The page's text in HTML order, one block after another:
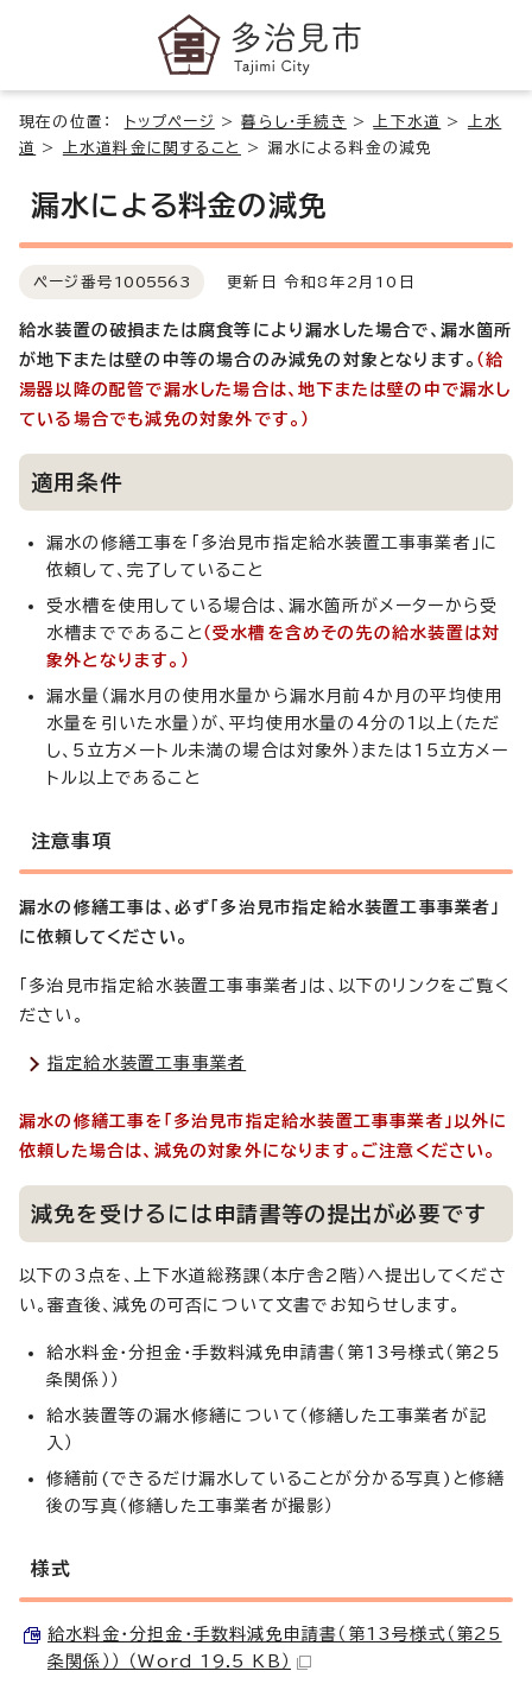
現在の位置： トップページ >暮らし・手続き > 上下水道 >
上水
道
> 上水道料金に関すること > 漏水による料金の減免
漏水による料金の減免
ページ番号 1005563 更新日 令和8年2月10日
給水装置の破損または腐食等により漏水した場合で、漏水箇所
が地下または壁の中等の場合のみ減免の対象となります。 （給
湯器以降の配管で漏水した場合は、地下または壁の中で漏水し
ている場合でも減免の対象外です。）
適用条件
漏水の修繕工事を「多治見市指定給水装置工事事業者」に
依頼して、完了していること
受水槽を使用している場合は、漏水箇所がメーターから受
水槽までであること （受水槽を含めその先の給水装置は対
象外となります。）
漏水量（漏水月の使用水量から漏水月前4か月の平均使用
水量を引いた水量）が、平均使用水量の4分の1以上（ただ
し、5立方メートル未満の場合は対象外）または15立方メー
トル以上であること
注意事項
漏水の修繕工事は、必ず「多治見市指定給水装置工事事業者」
に依頼してください。
「多治見市指定給水装置工事事業者」は、以下のリンクをご覧く
ださい。
指定給水装置工事事業者
漏水の修繕工事を「多治見市指定給水装置工事事業者」以外に
依頼した場合は、減免の対象外になります。ご注意ください。
減免を受けるには申請書等の提出が必要です
以下の3点を、上下水道総務課（本庁舎2階）へ提出してくださ
い。審査後、減免の可否について文書でお知らせします。
給水料金・分担金・手数料減免申請書（第13号様式（第25
条関係））
給水装置等の漏水修繕について（修繕した工事業者が記
入）
修繕前(できるだけ漏水していることが分かる写真)と修繕
後の写真（修繕した工事業者が撮影）
様式
給水料金・分担金・手数料減免申請書（第13号様式（第25
条関係）） （Word 19.5 KB）